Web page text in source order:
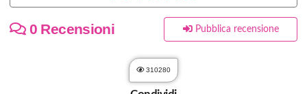
0 Recensioni Pubblica recensione
310280